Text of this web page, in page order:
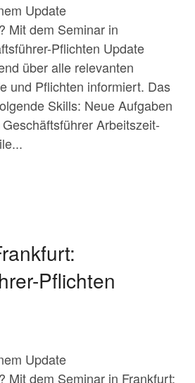
Update
Mit dem Seminar in
Pflichten Update
über alle relevanten
und Pflichten informiert. Das
Skills: Neue Aufgaben
Arbeitszeit-
Pflichten
Update
Mit dem Seminar in Frankfurt: